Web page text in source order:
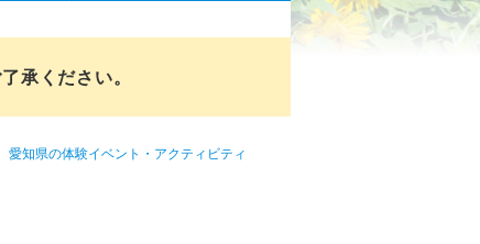
承ください。
愛知県の体験イベント・アクティビティ